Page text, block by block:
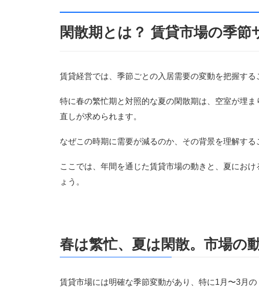
閑散期とは？ 賃貸市場の季節
賃貸経営では、季節ごとの入居需要の変動を把握する
特に春の繁忙期と対照的な夏の閑散期は、空室が埋
直しが求められます。
なぜこの時期に需要が減るのか、その背景を理解する
ここでは、年間を通じた賃貸市場の動きと、夏にお
ょう。
春は繁忙、夏は閑散。市場の
賃貸市場には明確な季節変動があり、特に1月〜3月